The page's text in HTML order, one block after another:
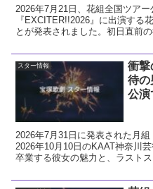
2026年7月21日、花組全国ツアー
『EXCITER!!2026』に出演する
とが発表されました。初日直前
送ります。
スター情報
衝撃
待の
公演
2026年7月31日に発表された月
2026年10月10日のKAAT神奈川
卒業する彼女の魅力と、ラスト